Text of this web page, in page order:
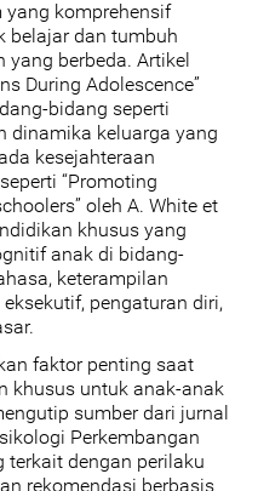
yang komprehensif
belajar dan tumbuh
berbeda. Artikel
During Adolescence”
bidang seperti
dinamika keluarga yang
kesejahteraan
“Promoting
oleh A. White et
khusus yang
anak di bidang-
keterampilan
pengaturan diri,
faktor penting saat
khusus untuk anak-anak
sumber dari jurnal
Perkembangan
dengan perilaku
rekomendasi berbasis